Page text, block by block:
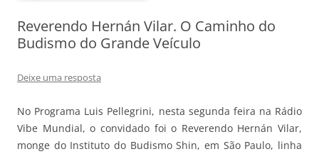
Reverendo Hernán Vilar. O Caminho do
Budismo do Grande Veículo
Deixe uma resposta
No Programa Luis Pellegrini, nesta segunda feira na Rádio
Vibe Mundial, o convidado foi o Reverendo Hernán Vilar,
monge do Instituto do Budismo Shin, em São Paulo, linha